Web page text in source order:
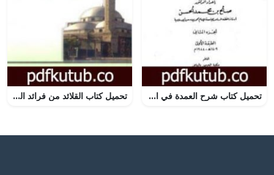
تحميل كتاب شرح العمدة في الفقه – كتاب الحج – الجزء الثاني PDF تأليف ابن تيمية مجانا [كامل] تحميل كتاب القلائد من فرائد الفوائد PDF تأليف مصطفى السباعي مجانا [كامل]